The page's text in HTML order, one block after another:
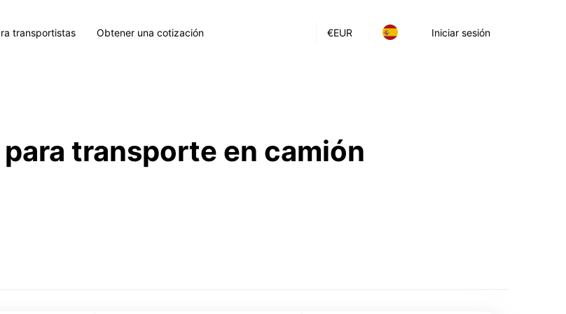
€EUR Iniciar sesión
transportistas Obtener una cotización
transporte en camión